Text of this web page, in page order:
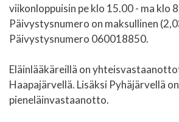
viikonloppuisin pe klo 15.00 - ma klo
Päivystysnumero on maksullinen
Päivystysnumero 060018850.
Eläinlääkäreillä on
Haapajärvellä. Lisäksi Pyhäjärvellä on
pieneläinvastaanotto.